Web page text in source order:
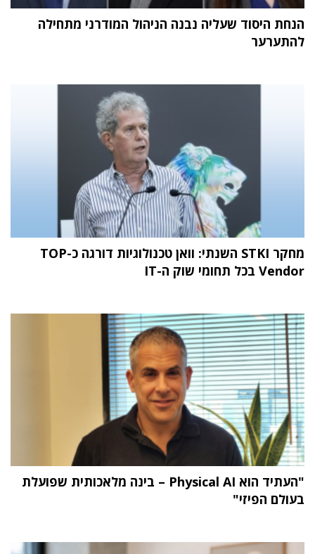
הנחת היסוד שעליה נבנה הניהול המודרני מתחילה
להתערער
מחקר STKI השנתי: וואן טכנולוגיות דורגה כ-TOP
Vendor בכל תחומי שוק ה-IT
"העתיד הוא Physical AI – בינה מלאכותית שפועלת
בעולם הפיזי"